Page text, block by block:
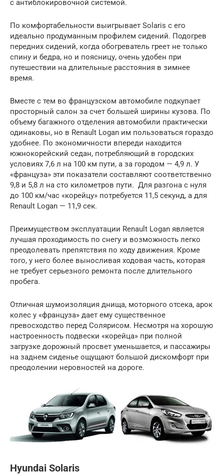
с антиблокировочной системой.
По комфортабельности выигрывает Solaris с его
идеально продуманным профилем сидений. Подогрев
передних сидений, когда обогреватель греет не только
спину и бедра, но и поясницу, очень удобен при
путешествии на длительные расстояния в зимнее
время.
Вместе с тем во французском автомобиле подкупает
просторный салон за счет большей ширины кузова. По
объему багажного отделения автомобили практически
одинаковы, но в Renault Logan им пользоваться гораздо
удобнее. По экономичности впереди находится
южнокорейский седан, потребляющий в городских
условиях 7,6 л на 100 км пути, а за городом — 4,9 л. У
«француза» эти показатели составляют соответственно
9,8 и 5,8 л на сто километров пути. Для разгона с нуля
до 100 км/час «корейцу» потребуется 11,5 секунд, а для
Renault Logan — 11,9 сек.
Преимуществом эксплуатации Renault Logan является
лучшая проходимость по снегу и возможность легко
преодолевать препятствия по ходу движения. Кроме
того, у него более выносливая ходовая часть, которая
не требует серьезного ремонта после длительного
пробега.
Отличная шумоизоляция днища, моторного отсека, арок
колес у «француза» дает ему существенное
превосходство перед Солярисом. Несмотря на хорошую
настроенность подвески «корейца» при полной
загрузке дорожный просвет уменьшается, и пассажиры
на заднем сиденье ощущают большой дискомфорт при
преодолении неровностей на дороге.
Hyundai Solaris